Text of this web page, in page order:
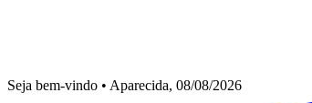
Seja bem-vindo • Aparecida, 08/08/2026